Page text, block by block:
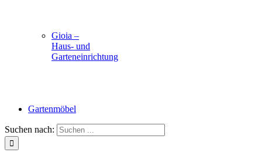
Gioia –
Haus- und
Garteneinrichtung
Gartenmöbel
Suchen nach: